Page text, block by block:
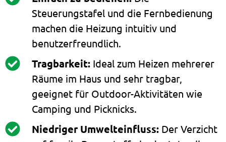
Steuerungstafel und die Fernbedienung
machen die Heizung intuitiv und
benutzerfreundlich.
Tragbarkeit:Ideal zum Heizen mehrerer
Räume im Haus und sehr tragbar,
geeignet für Outdoor-Aktivitäten wie
Camping und Picknicks.
Niedriger Umwelteinfluss:Der Verzicht